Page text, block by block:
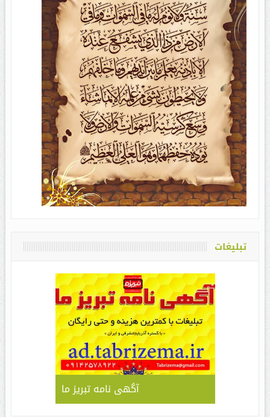
تبلیغات
آگهی نامه تبریز ما